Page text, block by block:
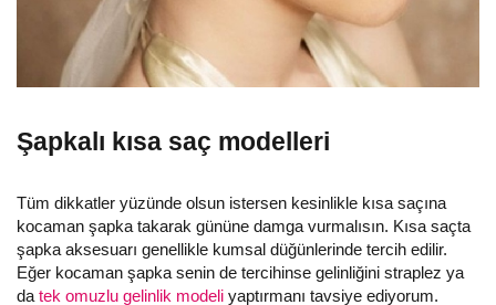
Şapkalı kısa saç modelleri
Tüm dikkatler yüzünde olsun istersen kesinlikle kısa saçına
kocaman şapka takarak gününe damga vurmalısın. Kısa saçta
şapka aksesuarı genellikle kumsal düğünlerinde tercih edilir.
Eğer kocaman şapka senin de tercihinse gelinliğini straplez ya
da tek omuzlu gelinlik modeli yaptırmanı tavsiye ediyorum.